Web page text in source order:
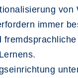
immer